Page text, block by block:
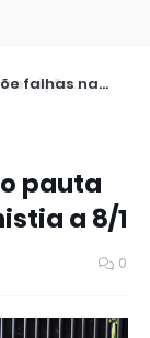
falhas na
pauta
a 8/1
0